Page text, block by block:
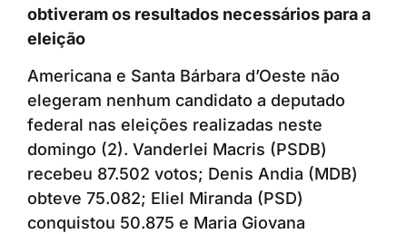
obtiveram os resultados necessários para a
eleição
Americana e Santa Bárbara d’Oeste não
elegeram nenhum candidato a deputado
federal nas eleições realizadas neste
domingo (2). Vanderlei Macris (PSDB)
recebeu 87.502 votos; Denis Andia (MDB)
obteve 75.082; Eliel Miranda (PSD)
conquistou 50.875 e Maria Giovana